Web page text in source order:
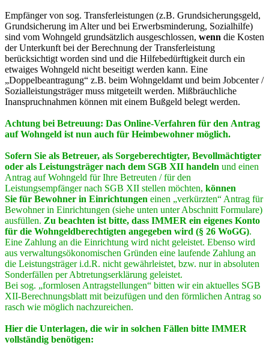
Empfänger von sog. Transferleistungen (z.B. Grundsicherungsgeld,
Grundsicherung im Alter und bei Erwerbsminderung, Sozialhilfe)
sind vom Wohngeld grundsätzlich ausgeschlossen, wenn die Kosten
der Unterkunft bei der Berechnung der Transferleistung
berücksichtigt worden sind und die Hilfebedürftigkeit durch ein
etwaiges Wohngeld nicht beseitigt werden kann. Eine
„Doppelbeantragung“ z.B. beim Wohngeldamt und beim Jobcenter /
Sozialleistungsträger muss mitgeteilt werden. Mißbräuchliche
Inanspruchnahmen können mit einem Bußgeld belegt werden.
Achtung bei Betreuung: Das Online-Verfahren für den Antrag
auf Wohngeld ist nun auch für Heimbewohner möglich.
Sofern Sie als Betreuer, als Sorgeberechtigter, Bevollmächtigter
oder als Leistungsträger nach dem SGB XII handeln und einen
Antrag auf Wohngeld für Ihre Betreuten / für den
Leistungsempfänger nach SGB XII stellen möchten, können
Sie für Bewohner in Einrichtungen einen „verkürzten“ Antrag für
Bewohner in Einrichtungen (siehe unten unter Abschnitt Formulare)
ausfüllen. Zu beachten ist bitte, dass IMMER ein eigenes Konto
für die Wohngeldberechtigten angegeben wird (§ 26 WoGG).
Eine Zahlung an die Einrichtung wird nicht geleistet. Ebenso wird
aus verwaltungsökonomischen Gründen eine laufende Zahlung an
die Leistungsträger i.d.R. nicht gewährleistet, bzw. nur in absoluten
Sonderfällen per Abtretungserklärung geleistet.
Bei sog. „formlosen Antragstellungen“ bitten wir ein aktuelles SGB
XII-Berechnungsblatt mit beizufügen und den förmlichen Antrag so
rasch wie möglich nachzureichen.
Hier die Unterlagen, die wir in solchen Fällen bitte IMMER
vollständig benötigen: